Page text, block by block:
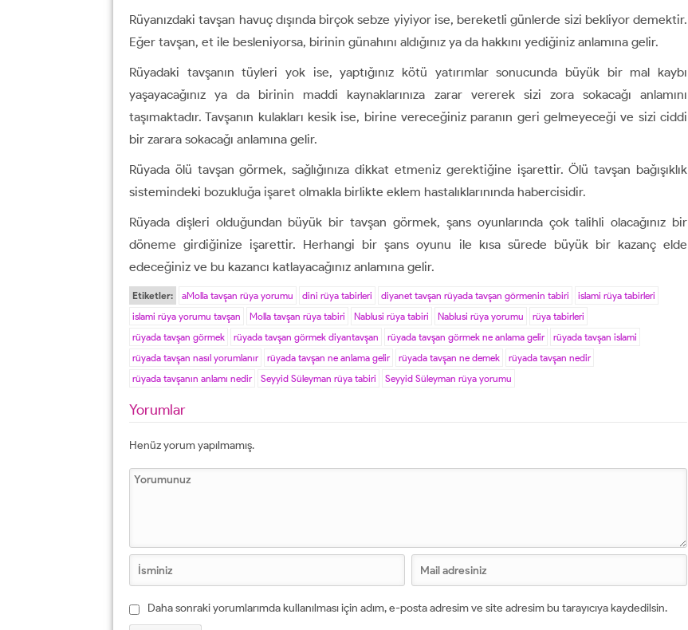
Rüyanızdaki tavşan havuç dışında birçok sebze yiyiyor ise, bereketli günlerde sizi bekliyor demektir.
Eğer tavşan, et ile besleniyorsa, birinin günahını aldığınız ya da hakkını yediğiniz anlamına gelir.
Rüyadaki tavşanın tüyleri yok ise, yaptığınız kötü yatırımlar sonucunda büyük bir mal kaybı
yaşayacağınız ya da birinin maddi kaynaklarınıza zarar vererek sizi zora sokacağı anlamını
taşımaktadır. Tavşanın kulakları kesik ise, birine vereceğiniz paranın geri gelmeyeceği ve sizi ciddi
bir zarara sokacağı anlamına gelir.
Rüyada ölü tavşan görmek, sağlığınıza dikkat etmeniz gerektiğine işarettir. Ölü tavşan bağışıklık
sistemindeki bozukluğa işaret olmakla birlikte eklem hastalıklarınında habercisidir.
Rüyada dişleri olduğundan büyük bir tavşan görmek, şans oyunlarında çok talihli olacağınız bir
döneme girdiğinize işarettir. Herhangi bir şans oyunu ile kısa sürede büyük bir kazanç elde
edeceğiniz ve bu kazancı katlayacağınız anlamına gelir.
Etiketler: aMolla tavşan rüya yorumu dini rüya tabirleri diyanet tavşan rüyada tavşan görmenin tabiri
islami rüya tabirleri
islami rüya yorumu tavşan
Molla tavşan rüya tabiri Nablusi rüya tabiri Nablusi rüya yorumu
rüya tabirleri
rüyada tavşan görmek
rüyada tavşan görmek diyantavşan rüyada tavşan görmek ne anlama gelir
rüyada tavşan islami
rüyada tavşan nasıl yorumlanır
rüyada tavşan ne anlama gelir rüyada tavşan ne demek
rüyada tavşan nedir
rüyada tavşanın anlamı nedir
Seyyid Süleyman rüya tabiri Seyyid Süleyman rüya yorumu
Yorumlar
Henüz yorum yapılmamış.
Daha sonraki yorumlarımda kullanılması için adım, e-posta adresim ve site adresim bu tarayıcıya kaydedilsin.